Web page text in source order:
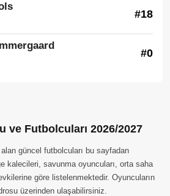
#18
#0
ve Futbolcuları 2026/2027
güncel futbolcuları bu sayfadan
kalecileri, savunma oyuncuları, orta saha
göre listelenmektedir. Oyuncuların
üzerinden ulaşabilirsiniz.